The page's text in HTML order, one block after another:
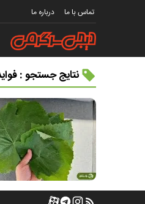
تماس با ما درباره ما
نتایج جستجو :